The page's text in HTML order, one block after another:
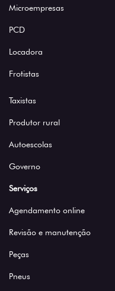
Microempresas
PCD
Locadora
Frotistas
Taxistas
Produtor rural
Autoescolas
Governo
Serviços
Agendamento online
Revisão e manutenção
Peças
Pneus